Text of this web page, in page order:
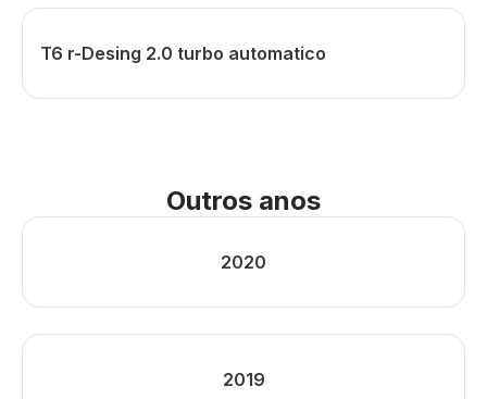
T6 r-Desing 2.0 turbo automatico
Outros anos
2020
2019